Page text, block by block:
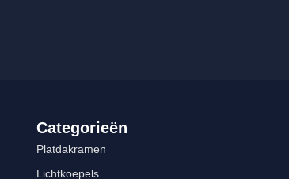
Categorieën
Platdakramen
Lichtkoepels